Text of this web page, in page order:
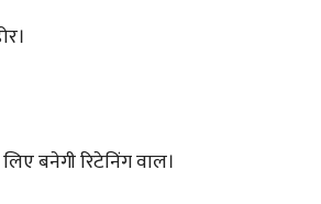
बनेगी रिटेनिंग वाल।